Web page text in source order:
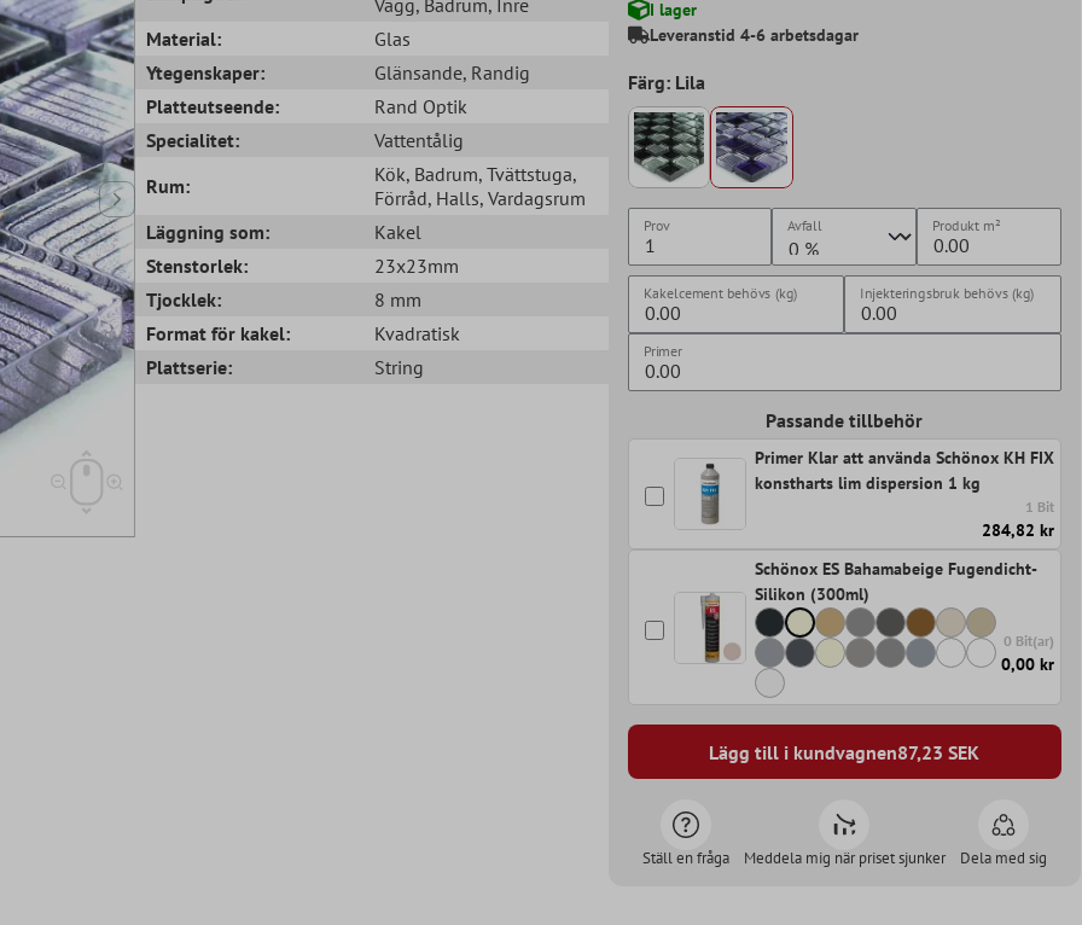
Material:
Glas
Ytegenskaper:
Glänsande, Randig
Platteutseende:
Rand Optik
Specialitet:
Vattentålig
Rum:
Kök, Badrum, Tvättstuga,
Förråd, Halls, Vardagsrum
Läggning som:
Kakel
Stenstorlek:
23x23mm
Tjocklek:
8 mm
Format för kakel:
Kvadratisk
Plattserie:
String
I lager
Leveranstid 4-6 arbetsdagar
Färg: Lila
Prov Avfall Produkt m²
Kakelcement behövs (kg) Injekteringsbruk behövs (kg)
Primer
Passande tillbehör
Primer Klar att använda Schönox KH FIX
konstharts lim dispersion 1 kg
1 Bit
284,82 kr
Schönox ES Bahamabeige Fugendicht-
Silikon (300ml)
0 Bit(ar)
0,00 kr
Lägg till i kundvagnen87,23 SEK
Ställ en fråga Meddela mig när priset sjunker Dela med sig